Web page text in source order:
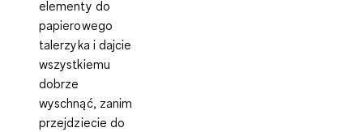
elementy do
papierowego
talerzyka i dajcie
wszystkiemu
dobrze
wyschnąć, zanim
przejdziecie do